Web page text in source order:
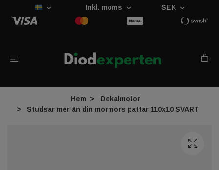
Inkl. moms SEK
Hem
Dekalmotor
Studsar mer än din mormors pattar 110x10 SVART